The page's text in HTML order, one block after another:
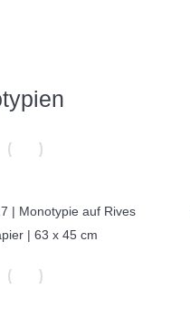
| Monotypie auf Rives
| 63 x 45 cm